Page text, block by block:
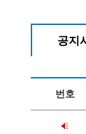
공지
번호